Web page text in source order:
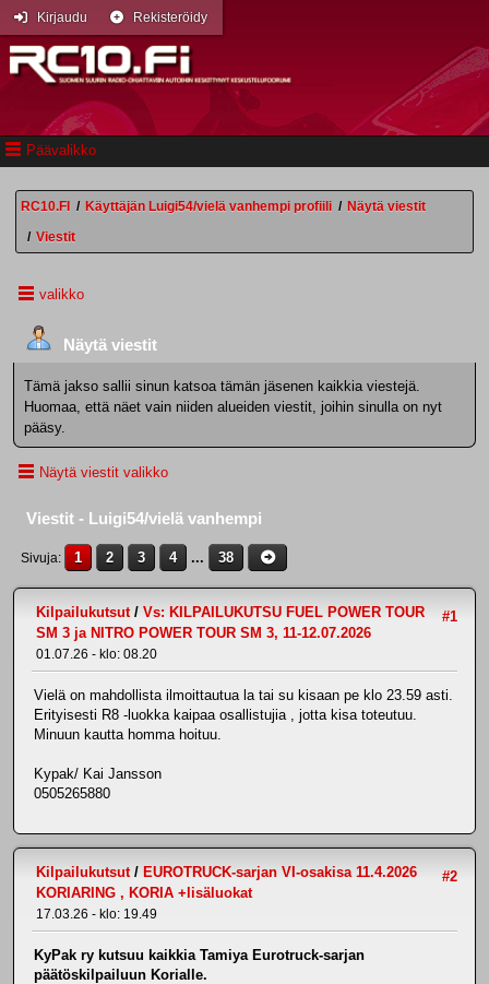
Päävalikko
Kirjaudu Rekisteröidy
RC10.FI / Käyttäjän Luigi54/vielä vanhempi profiili / Näytä viestit
/ Viestit
valikko
Näytä viestit
Tämä jakso sallii sinun katsoa tämän jäsenen kaikkia viestejä.
Huomaa, että näet vain niiden alueiden viestit, joihin sinulla on nyt
pääsy.
Näytä viestit valikko
Viestit - Luigi54/vielä vanhempi
Sivuja 1 2 3 4 ... 38
#1
Kilpailukutsut/ Vs: KILPAILUKUTSU FUEL POWER TOUR
SM 3 ja NITRO POWER TOUR SM 3, 11-12.07.2026
01.07.26 - klo: 08.20
Vielä on mahdollista ilmoittautua la tai su kisaan pe klo 23.59 asti.
Erityisesti R8 -luokka kaipaa osallistujia , jotta kisa toteutuu.
Minuun kautta homma hoituu.
Kypak/ Kai Jansson
0505265880
#2
Kilpailukutsut/ EUROTRUCK-sarjan VI-osakisa 11.4.2026
KORIARING , KORIA +lisäluokat
17.03.26 - klo: 19.49
KyPak ry kutsuu kaikkia Tamiya Eurotruck-sarjan
päätöskilpailuun Korialle.